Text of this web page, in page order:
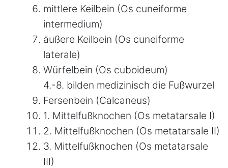
mittlere Keilbein (Os cuneiforme
intermedium)
äußere Keilbein (Os cuneiforme
laterale)
Würfelbein (Os cuboideum)
4.-8. bilden medizinisch die Fußwurzel
Fersenbein (Calcaneus)
1. Mittelfußknochen (Os metatarsale I)
2. Mittelfußknochen (Os metatarsale II)
3. Mittelfußknochen (Os metatarsale
III)